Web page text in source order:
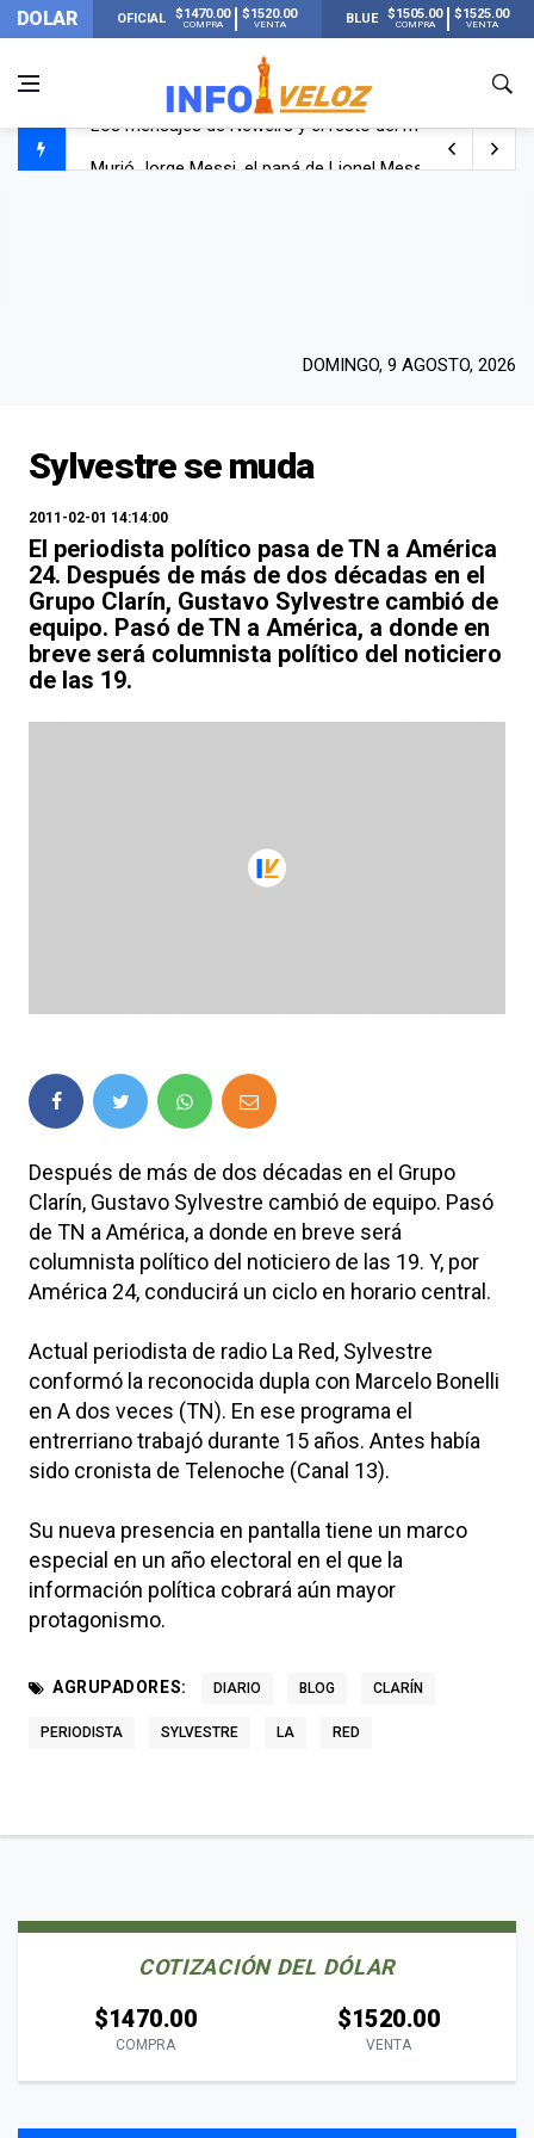
DOLAR OFICIAL $1470.00
COMPRA
$1520.00
VENTA BLUE $1505.00
COMPRA
$1525.00
VENTA
DOMINGO, 9 AGOSTO, 2026
Sylvestre se muda
2011-02-01 14:14:00
El periodista político pasa de TN a América
24. Después de más de dos décadas en el
Grupo Clarín, Gustavo Sylvestre cambió de
equipo. Pasó de TN a América, a donde en
breve será columnista político del noticiero
de las 19.
Después de más de dos décadas en el Grupo
Clarín, Gustavo Sylvestre cambió de equipo. Pasó
de TN a América, a donde en breve será
columnista político del noticiero de las 19. Y, por
América 24, conducirá un ciclo en horario central.
Actual periodista de radio La Red, Sylvestre
conformó la reconocida dupla con Marcelo Bonelli
en A dos veces (TN). En ese programa el
entrerriano trabajó durante 15 años. Antes había
sido cronista de Telenoche (Canal 13).
Su nueva presencia en pantalla tiene un marco
especial en un año electoral en el que la
información política cobrará aún mayor
protagonismo.
AGRUPADORES: DIARIO BLOG CLARÍN
PERIODISTA SYLVESTRE LA RED
COTIZACIÓN DEL DÓLAR
$1470.00
COMPRA
$1520.00
VENTA